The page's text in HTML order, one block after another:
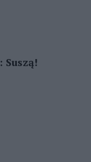
Suszą!